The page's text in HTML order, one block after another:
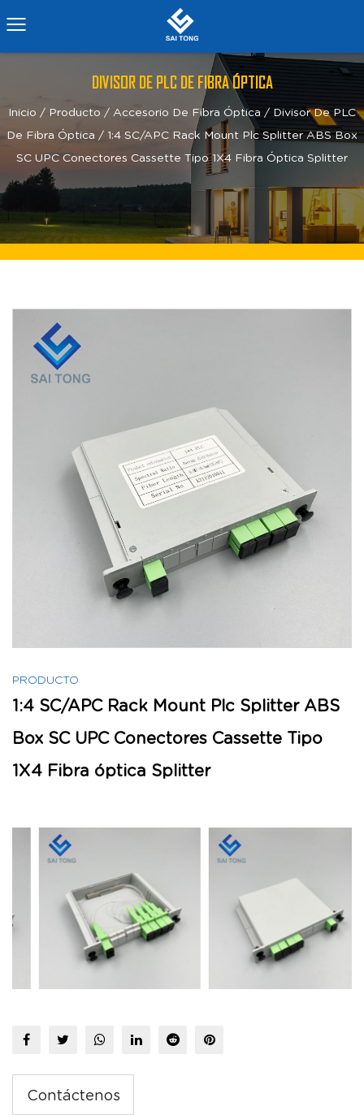
DIVISOR DE PLC DE FIBRA ÓPTICA
Inicio / Producto / Accesorio De Fibra Óptica / Divisor De PLC
De Fibra Óptica / 1:4 SC/APC Rack Mount Plc Splitter ABS Box
SC UPC Conectores Cassette Tipo 1X4 Fibra Óptica Splitter
PRODUCTO
1:4 SC/APC Rack Mount Plc Splitter ABS
Box SC UPC Conectores Cassette Tipo
1X4 Fibra óptica Splitter
Contáctenos